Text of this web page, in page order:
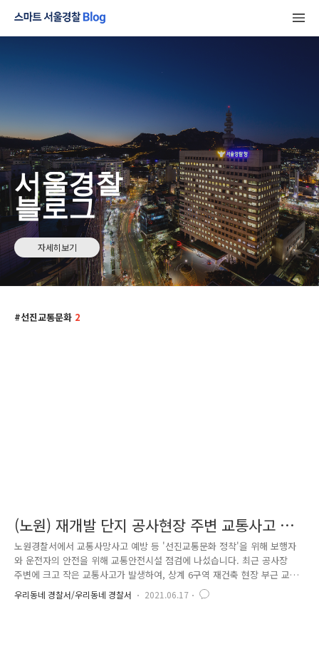
서울경찰
블로그
자세히보기
선진교통문화 2
(노원) 재개발 단지 공사현장 주변 교통사고 예
방을 위한 시설 점검
노원경찰서에서 교통사망사고 예방 등 '선진교통문화 정착'을 위해 보행자
와 운전자의 안전을 위해 교통안전시설 점검에 나섰습니다. 최근 공사장
주변에 크고 작은 교통사고가 발생하여, 상계 6구역 재건축 현장 부근 교통
량 확인을 하며 교통표지판 설치, 노면표시 등 규정에 맞게 재 설비하기 위
해 전반적인 교통안전 시설등을 점검 하였습니다. 공사현장 주변인 만큼
우리동네 경찰서/우리동네 경찰서 2021.06.17